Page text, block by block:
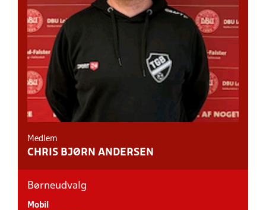
Medlem
CHRIS BJØRN ANDERSEN
Børneudvalg
Mobil